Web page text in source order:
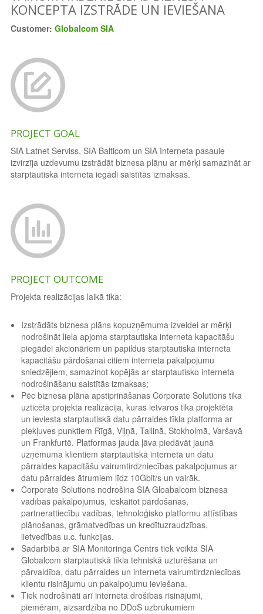
KONCEPTA IZSTRĀDE UN IEVIEŠANA
Customer: Globalcom SIA
PROJECT GOAL
SIA Latnet Serviss, SIA Balticom un SIA Interneta pasaule
izvirzīja uzdevumu izstrādāt biznesa plānu ar mērķi samazināt ar
starptautiskā interneta iegādi saistītās izmaksas.
PROJECT OUTCOME
Projekta realizācijas laikā tika:
Izstrādāts biznesa plāns kopuzņēmuma izveidei ar mērķi
nodrošināt liela apjoma starptautiska interneta kapacitāšu
piegādei akcionāriem un papildus starptautiska interneta
kapacitāšu pārdošanai citiem interneta pakalpojumu
sniedzējiem, samazinot kopējās ar starptautisko interneta
nodrošināšanu saistītās izmaksas;
Pēc biznesa plāna apstiprināšanas Corporate Solutions tika
uzticēta projekta realizācija, kuras ietvaros tika projektēta
un ieviesta starptautiskā datu pārraides tīkla platforma ar
piekļuves punktiem Rīgā, Viļņā, Tallinā, Stokholmā, Varšavā
un Frankfurtē. Platformas jauda ļāva piedāvāt jaunā
uzņēmuma klientiem starptautiskā interneta un datu
pārraides kapacitāšu vairumtirdzniecības pakalpojumus ar
datu pārraides ātrumiem līdz 10Gbit/s un vairāk.
Corporate Solutions nodrošina SIA Gloabalcom biznesa
vadības pakalpojumus, ieskaitot pārdošanas,
partnerattiecību vadības, tehnoloģisko platformu attīstības
plānošanas, grāmatvedības un kredītuzraudzības,
lietvedības u.c. funkcijas.
Sadarbībā ar SIA Monitoringa Centrs tiek veikta SIA
Globalcom starptautiskā tīkla tehniskā uzturēšana un
pārvaldība, datu pārraides un interneta vairumtirdzniecības
klientu risinājumu un pakalpojumu ieviešana.
Tiek nodrošināti arī interneta drošības risinājumi,
piemēram, aizsardzība no DDoS uzbrukumiem